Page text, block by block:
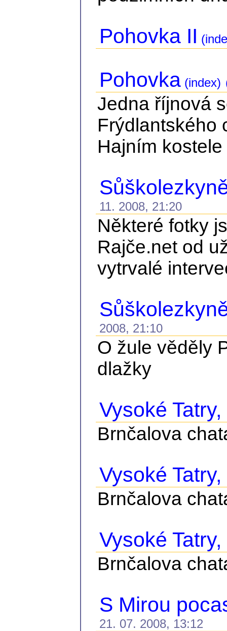
Pohovka II
Pohovka(index)
Jedna říjnová
Frýdlantského
Hajním
11. 2008, 21:20
Některé fotky
Rajče.net od
vytrvalé
2008, 21:10
O žule věděly
dlažky
Vysoké
Brnčalova
Vysoké Tatry,
Brnčalova
Vysoké
Brnčalova
S Mirou
21. 07. 2008, 13:12